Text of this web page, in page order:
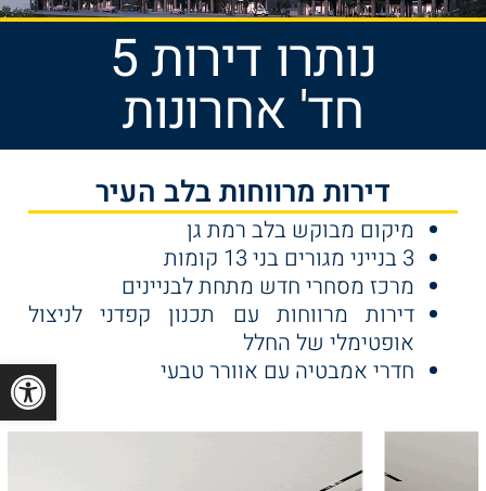
פתח
נותרו דירות 5
חד' אחרונות
דירות מרווחות בלב העיר
מיקום מבוקש בלב רמת גן
3 בנייני מגורים בני 13 קומות
מרכז מסחרי חדש מתחת לבניינים
דירות מרווחות עם תכנון קפדני לניצול
אופטימלי של החלל
חדרי אמבטיה עם אוורר טבעי